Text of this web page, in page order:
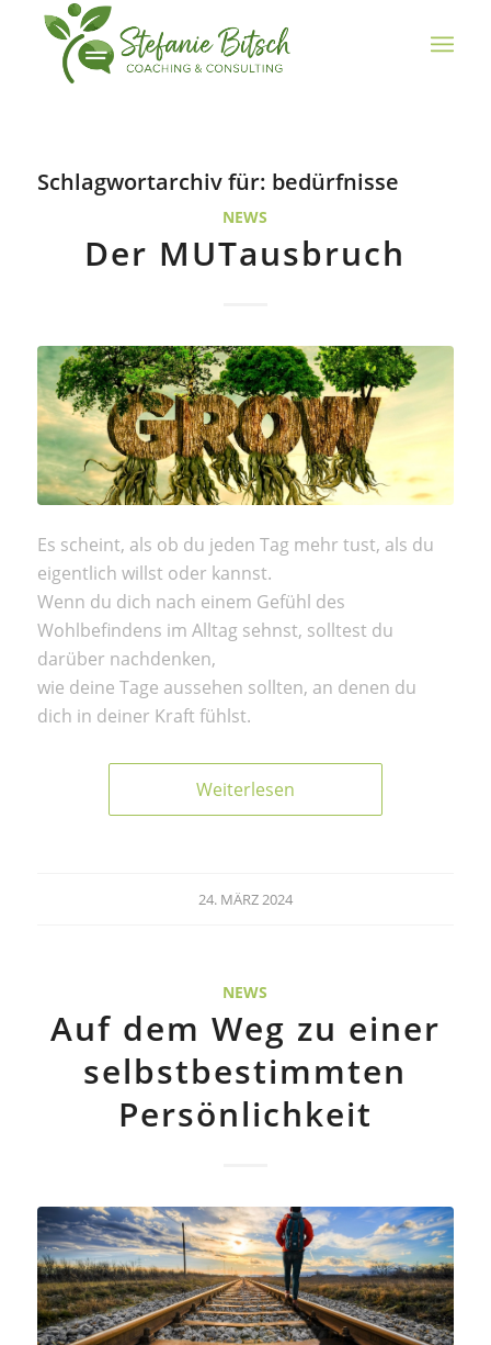
Schlagwortarchiv für: bedürfnisse
NEWS
Der MUTausbruch
Es scheint, als ob du jeden Tag mehr tust, als du
eigentlich willst oder kannst.
Wenn du dich nach einem Gefühl des
Wohlbefindens im Alltag sehnst, solltest du
darüber nachdenken,
wie deine Tage aussehen sollten, an denen du
dich in deiner Kraft fühlst.
Weiterlesen
24. MÄRZ 2024
NEWS
Auf dem Weg zu einer
selbstbestimmten
Persönlichkeit